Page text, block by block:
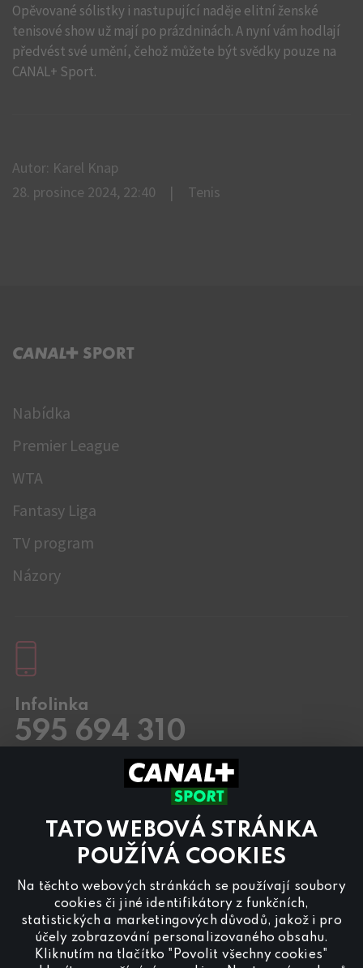
TATO WEBOVÁ STRÁNKA
POUŽÍVÁ COOKIES
Na těchto webových stránkách se používají soubory
cookies či jiné identifikátory z funkčních,
statistických a marketingových důvodů, jakož i pro
účely zobrazování personalizovaného obsahu.
Kliknutím na tlačítko "Povolit všechny cookies"
Opěvované sólistky i nastupující naděje elitní ženské
tenisové show už mají po prázdninách. A nyní vám hodlají
předvést své umění, čehož můžete být svědky pouze na
CANAL+ Sport.
Autor: Karel Knap
28. prosince 2024, 22:40
Tenis
C+ SPORT
Nabídka
Premier League
WTA
Fantasy Liga
TV program
Názory
Infolinka
595 694 310
8.00 – 20:00
8.00 – 18:00
inzerci na programu CANAL+ Sport
nás
kontaktujte nareklama@canalplus.cz
Naši redakci kontaktujete na
redakce@canalplus.cz